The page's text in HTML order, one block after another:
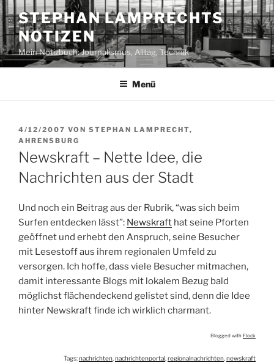
Zum
Inhalt
springen
STEPHAN LAMPRECHTS
NOTIZEN
Mein Notizbuch: Journalismus, Alltag, Technik
Menü
VERÖFFENTLICHT
AM
4/12/2007 VON STEPHAN LAMPRECHT,
AHRENSBURG
Newskraft – Nette Idee, die
Nachrichten aus der Stadt
Und noch ein Beitrag aus der Rubrik, “was sich beim
Surfen entdecken lässt”: Newskraft hat seine Pforten
geöffnet und erhebt den Anspruch, seine Besucher
mit Lesestoff aus ihrem regionalen Umfeld zu
versorgen. Ich hoffe, dass viele Besucher mitmachen,
damit interessante Blogs mit lokalem Bezug bald
möglichst flächendeckend gelistet sind, denn die Idee
hinter Newskraft finde ich wirklich charmant.
Blogged with Flock
Tags:nachrichten nachrichtenportal regionalnachrichten newskraft